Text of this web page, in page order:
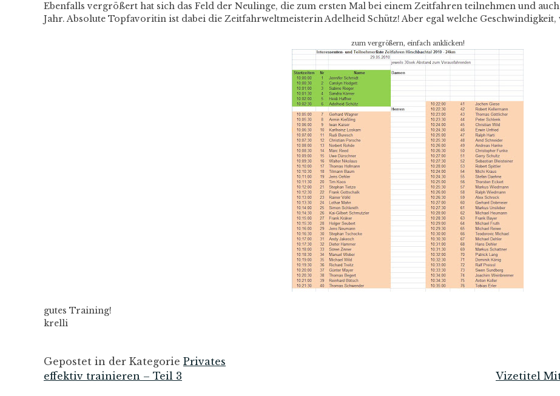
Ebenfalls vergrößert hat sich das Feld der Neulinge, die zum ersten Mal bei einem Zeitfahren teilnehmen und
Jahr. Absolute Topfavoritin ist dabei die Zeitfahrweltmeisterin Adelheid Schütz! Aber egal welche Geschwindigkeit,
zum vergrößern, einfach anklicken!
gutes Training!
krelli
Gepostet in der Kategorie Privates
effektiv trainieren – Teil 3 Vizetitel